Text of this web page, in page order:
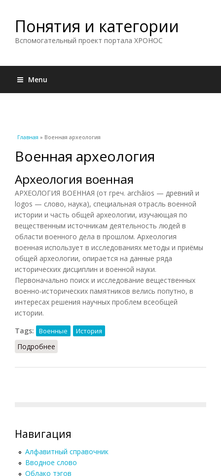
Понятия и категории
Вспомогательный проект портала ХРОНОС
Menu
Вы здесь
Главная » Военная археология
Военная археология
Археология военная
АРХЕОЛОГИЯ ВОЕННАЯ (от греч. archâios — древний и
logos — слово, наука), специальная отрасль военной
истории и часть общей археологии, изучающая по
вещественным источникам деятельность людей в
области военного дела в прошлом. Археология
военная использует в исследованиях методы и приёмы
общей археологии, опирается на данные ряда
исторических дисциплин и военной науки.
Первоначально поиск и исследование вещественных
военно-исторических памятников велись попутно, в
интересах решения научных проблем всеобщей
истории.
Tags:
Военные История
Подробнее
Навигация
Алфавитный справочник
Вводное слово
Облако тэгов